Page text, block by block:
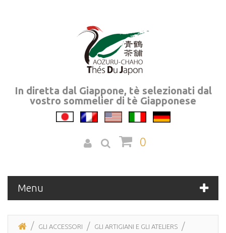
In diretta dal Giappone, tè selezionati dal
vostro sommelier di tè Giapponese
0
Menu
GLI ACCESSORI
GLI ARTIGIANI E GLI ATELIERS